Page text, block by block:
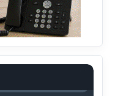
"vrati" na
dobrodošla i koga
želimo svako